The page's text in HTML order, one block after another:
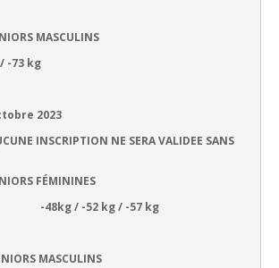
MASCULINS
-73 kg
2023
INSCRIPTION NE SERA VALIDEE SANS
FÉMININES
-52 kg / -57 kg
MASCULINS